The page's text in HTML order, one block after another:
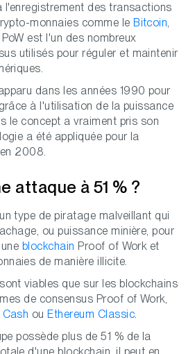
l'enregistrement des transactions
monnaies comme leBitcoin,
PoW est l'un des nombreux
utilisés pour réguler et maintenir
dans les années 1990 pour
à l'utilisation de la puissance
le concept a vraiment pris son
a été appliquée pour la
2008.
attaque à 51 % ?
type de piratage malveillant qui
ou puissance minière, pour
blockchain Proof of Work et
de manière illicite.
viables que sur les blockchains
de consensus Proof of Work,
ouEthereum Classic.
possède plus de 51 % de la